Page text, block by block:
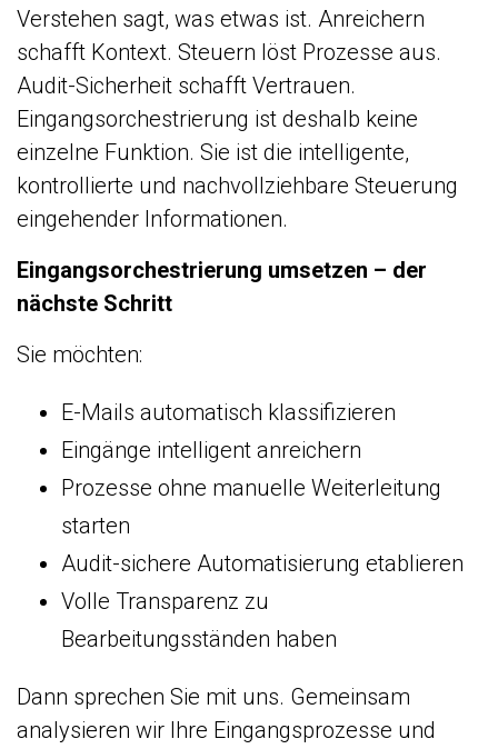
Verstehen sagt, was etwas ist. Anreichern
schafft Kontext. Steuern löst Prozesse aus.
Audit-Sicherheit schafft Vertrauen.
Eingangsorchestrierung ist deshalb keine
einzelne Funktion. Sie ist die intelligente,
kontrollierte und nachvollziehbare Steuerung
eingehender Informationen.
Eingangsorchestrierung umsetzen – der
nächste Schritt
Sie möchten:
E-Mails automatisch klassifizieren
Eingänge intelligent anreichern
Prozesse ohne manuelle Weiterleitung
starten
Audit-sichere Automatisierung etablieren
Volle Transparenz zu
Bearbeitungsständen haben
Dann sprechen Sie mit uns. Gemeinsam
analysieren wir Ihre Eingangsprozesse und